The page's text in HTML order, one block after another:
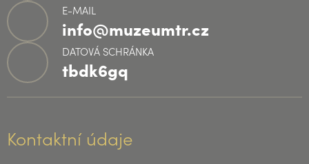
E-MAIL
info@muzeumtr.cz
DATOVÁ SCHRÁNKA
tbdk6gq
Kontaktní údaje